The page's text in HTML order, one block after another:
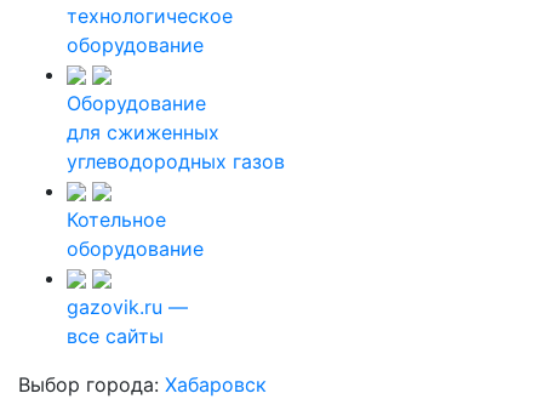
технологическое
оборудование
Оборудование
для сжиженных
углеводородных газов
Котельное
оборудование
gazovik.ru —
все сайты
Выбор города: Хабаровск